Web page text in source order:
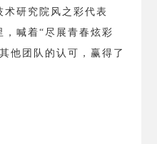
研究院风之彩代表
，喊着“尽展青春炫彩
他团队的认可，赢得了